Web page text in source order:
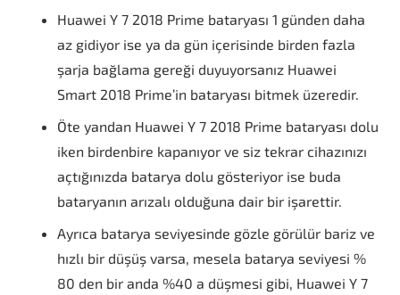
Huawei Y 7 2018 Prime bataryası 1 günden daha
az gidiyor ise ya da gün içerisinde birden fazla
şarja bağlama gereği duyuyorsanız Huawei
Smart 2018 Prime’in bataryası bitmek üzeredir.
Öte yandan Huawei Y 7 2018 Prime bataryası dolu
iken birdenbire kapanıyor ve siz tekrar cihazınızı
açtığınızda batarya dolu gösteriyor ise buda
bataryanın arızalı olduğuna dair bir işarettir.
Ayrıca batarya seviyesinde gözle görülür bariz ve
hızlı bir düşüş varsa, mesela batarya seviyesi %
80 den bir anda %40 a düşmesi gibi, Huawei Y 7